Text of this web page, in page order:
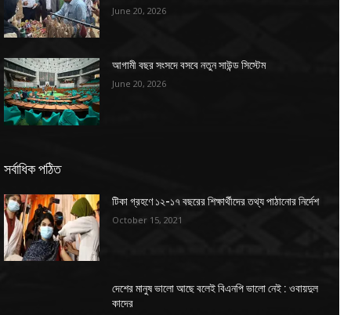
June 20, 2026
আগামী বছর সংসদে বসবে নতুন সাউন্ড সিস্টেম
June 20, 2026
সর্বাধিক পঠিত
টিকা গ্রহণে ১২-১৭ বছরের শিক্ষার্থীদের তথ্য পাঠানোর নির্দেশ
October 15, 2021
দেশের মানুষ ভালো আছে বলেই বিএনপি ভালো নেই : ওবায়দুল
কাদের